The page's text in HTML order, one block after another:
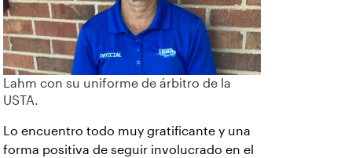
Lahm con su uniforme de árbitro de la
USTA.
Lo encuentro todo muy gratificante y una
forma positiva de seguir involucrado en el